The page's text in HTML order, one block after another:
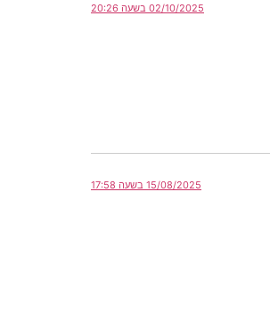
02/10/2025 בשעה 20:26
15/08/2025 בשעה 17:58